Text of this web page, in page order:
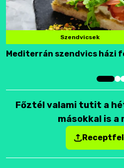
Szendvicsek
Mediterrán szendvics házi
Főztél valami tutit a
másokkal is